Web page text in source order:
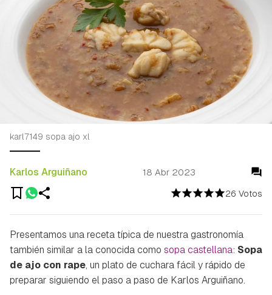
26 Votos
Karlos Arguiñano 18 Abr 2023
karl7149 sopa ajo xl
Presentamos una receta típica de nuestra gastronomía
también similar a la conocida como sopa castellana: Sopa
de ajo con rape, un plato de cuchara fácil y rápido de
preparar siguiendo el paso a paso de Karlos Arguiñano.